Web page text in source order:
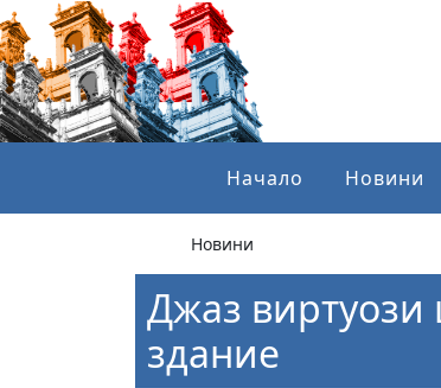
Начало Новини
Новини
Джаз виртуози
здание